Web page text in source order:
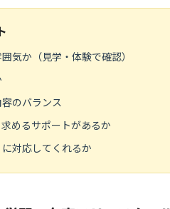
気か（見学・体験で確認）
のバランス
めるサポートがあるか
対応してくれるか